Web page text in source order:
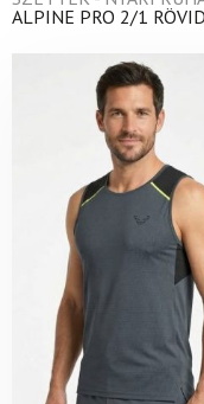
ALPINE PRO 2/1